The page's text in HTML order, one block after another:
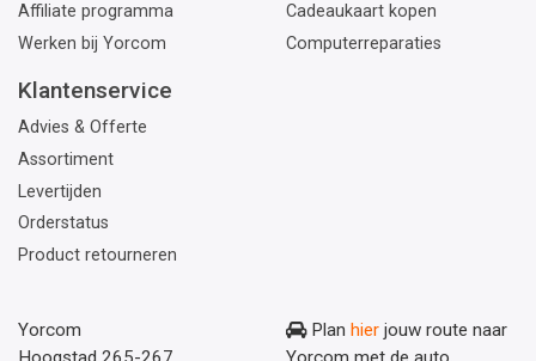
Affiliate programma
Werken bij Yorcom
Cadeaukaart kopen
Computerreparaties
Klantenservice
Advies & Offerte
Assortiment
Levertijden
Orderstatus
Product retourneren
Yorcom
Plan hier jouw route naar